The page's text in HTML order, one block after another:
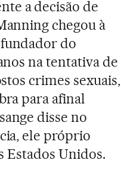
a decisão de
chegou à
do
na tentativa de
crimes sexuais,
para afinal
disse no
ele próprio
Estados Unidos.